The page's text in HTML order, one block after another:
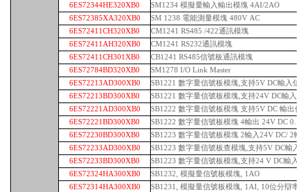
6ES72344HE320XB0
SM1234 模擬量輸入輸出模塊 4AI/2AO
6ES72385XA320XB0
SM 1238 電能測量模塊 480V AC
6ES72411CH320XB0
CM1241 RS485 /422通訊模塊
6ES72411AH320XB0
CM1241 RS232通訊模塊
6ES72411CH301XB0
CB1241 RS485信號板通訊模塊
6ES72784BD320XB0
SM1278 I/O Link Master
6ES72213AD300XB0
SB1221 數字量信號板模塊,支持5V DC輸入信
6ES72213BD300XB0
SB1221 數字量信號板模塊,支持24V DC輸入
6ES72221AD300XB0
SB1222 數字量信號板模塊 支持5V DC 輸出信
6ES72221BD300XB0
SB1222 數字量信號板模塊 4輸出 24V DC
6ES72230BD300XB0
SB1223 數字量信號板模塊 2輸入24V DC/ 2輸
6ES72233AD300XB0
SB1223 數字量信號板查模塊,支持5V DC輸入
6ES72233BD300XB0
SB1223 數字量信號板模塊,支持24 V DC輸入
6ES72324HA300XB0
SB1232, 模擬量信號板模塊, 1AO
6ES72314HA300XB0
SB1231, 模擬量信號板模塊, 1AI, 10位分辯率,